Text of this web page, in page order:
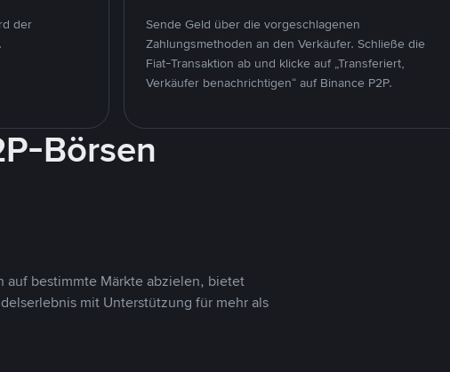
der
Sende Geld über die vorgeschlagenen
Zahlungsmethoden an den Verkäufer. Schließe die
Fiat-Transaktion ab und klicke auf „Transferiert,
Verkäufer benachrichtigen“ auf Binance P2P.
Börsen
auf bestimmte Märkte abzielen, bietet
mit Unterstützung für mehr als